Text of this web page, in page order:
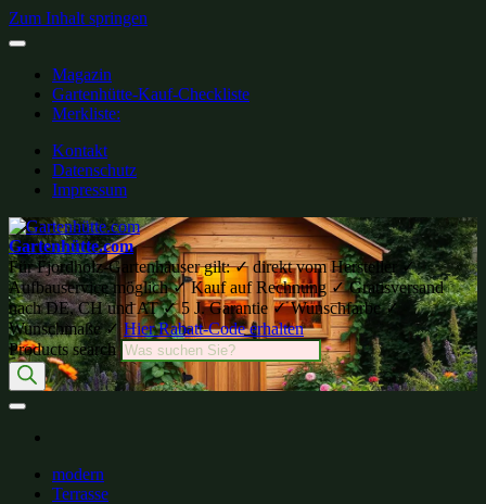
Zum Inhalt springen
Magazin
Gartenhütte-Kauf-Checkliste
Merkliste:
Kontakt
Datenschutz
Impressum
Gartenhütte.com
Für Fjordholz-Gartenhäuser gilt: ✓ direkt vom Hersteller ✓
Aufbauservice möglich ✓ Kauf auf Rechnung ✓ Gratisversand
nach DE, CH und AT ✓ 5 J. Garantie ✓ Wunschfarbe ✓
Wunschmaße ✓Hier Rabatt-Code erhalten
Products search
modern
Terrasse